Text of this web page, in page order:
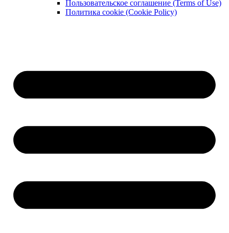
Пользовательское соглашение (Terms of Use)
Политика cookie (Cookie Policy)